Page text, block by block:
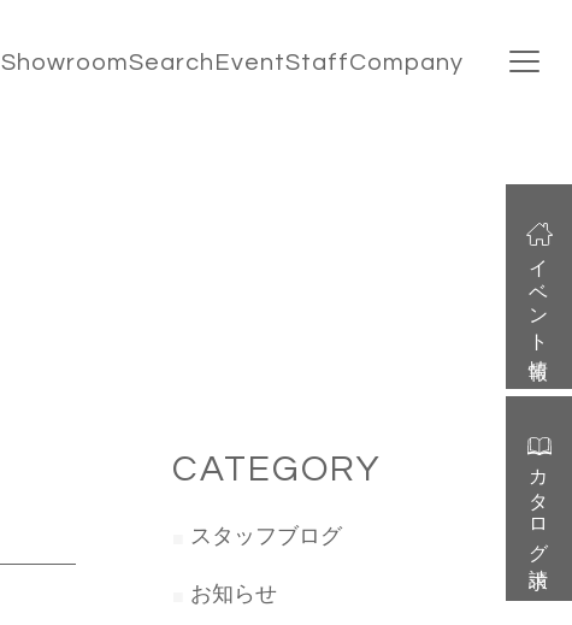
ShowroomSearch EventStaffCompany
CATEGORY
スタッフブログ
お知らせ
イベント情報
カタログ請求